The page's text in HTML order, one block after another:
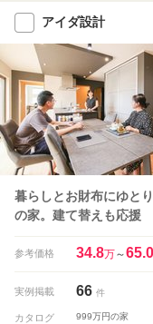
アイダ設計
暮らしとお財布にゆと
の家。建て替えも応援
参考価格 34.8万～65.0
実例掲載 66 件
カタログ 999万円の家